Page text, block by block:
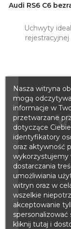
Audi RS6 C6
Uchwyty
Nasza witryna
mogą
informacje w
przetwarzane
dotyczące
identyfikatory
oraz aktywność
wykorzystujemy
dostarczania
umożliwiania
witryn oraz w
wszelkie
akceptowanie
spersonalizować
kliknij tutaj i